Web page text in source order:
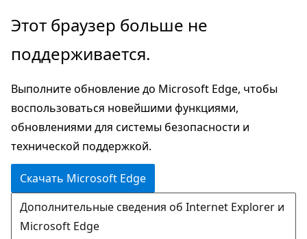
Пропустить
перейти
основному
содержимому
Этот браузер больше не
поддерживается.
Выполните обновление до Microsoft Edge, чтобы
воспользоваться новейшими функциями,
обновлениями для системы безопасности и
технической поддержкой.
Скачать Microsoft Edge
Дополнительные сведения об Internet Explorer и
Microsoft Edge